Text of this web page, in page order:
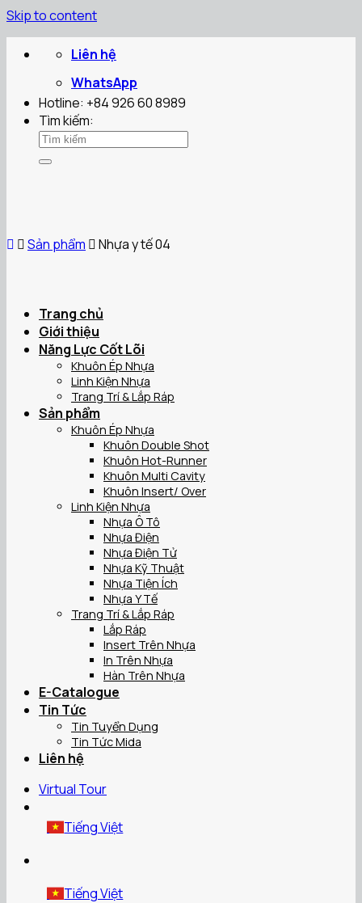
Skip to content
Liên hệ
WhatsApp
Hotline: +84 926 60 8989
Tìm kiếm:
Trang chủ
Giới thiệu
Năng Lực Cốt Lõi
Khuôn Ép Nhựa
Linh Kiện Nhựa
Trang Trí & Lắp Ráp
Sản phẩm
Khuôn Ép Nhựa
Khuôn Double Shot
Khuôn Hot-Runner
Khuôn Multi Cavity
Khuôn Insert/ Over
Linh Kiện Nhựa
Nhựa Ô Tô
Nhựa Điện
Nhựa Điện Tử
Nhựa Kỹ Thuật
Nhựa Tiện Ích
Nhựa Y Tế
Trang Trí & Lắp Ráp
Lắp Ráp
Insert Trên Nhựa
In Trên Nhựa
Hàn Trên Nhựa
E-Catalogue
Tin Tức
Tin Tuyển Dụng
Tin Tức Mida
Liên hệ
Virtual Tour
Tiếng Việt
Tiếng Việt
Sản phẩm Nhựa y tế 04